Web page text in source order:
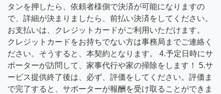
タンを押したら、依頼者様側で決済が可能になりますの
で、詳細が決まりましたら、前払い決済をしてください。
お支払いは、クレジットカードがご利用いただけます。
クレジットカードをお持ちでない方は事務局までご連絡く
ださい。そうすると、本契約となります。 4.予定日時にサ
ポーターが訪問して、家事代行や家の掃除をします！ 5.サ
ービス提供終了後は、必ず、評価をしてください。評価ま
で完了すると、サポーターが報酬を受け取ることができま